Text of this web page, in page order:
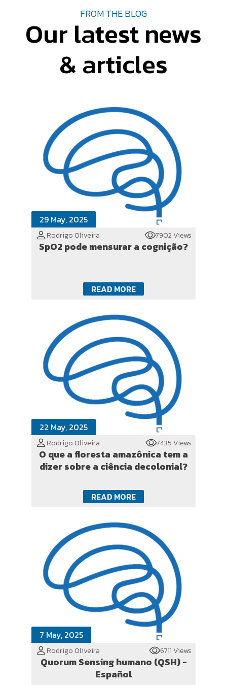
FROM THE BLOG
Our latest news
& articles
29 May, 2025
Rodrigo Oliveira 7902 Views
SpO2 pode mensurar a cognição?
READ MORE
22 May, 2025
Rodrigo Oliveira 7435 Views
O que a floresta amazônica tem a
dizer sobre a ciência decolonial?
READ MORE
7 May, 2025
Rodrigo Oliveira 6711 Views
Quorum Sensing humano (QSH) -
Español